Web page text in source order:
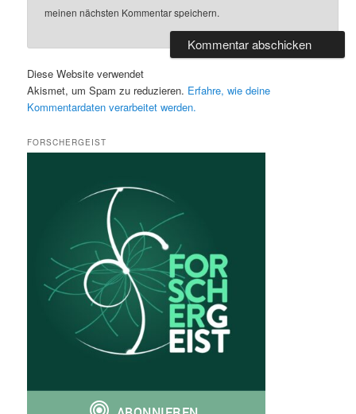
meinen nächsten Kommentar speichern.
Diese Website verwendet
Akismet, um Spam zu reduzieren. Erfahre, wie deine
Kommentardaten verarbeitet werden.
FORSCHERGEIST